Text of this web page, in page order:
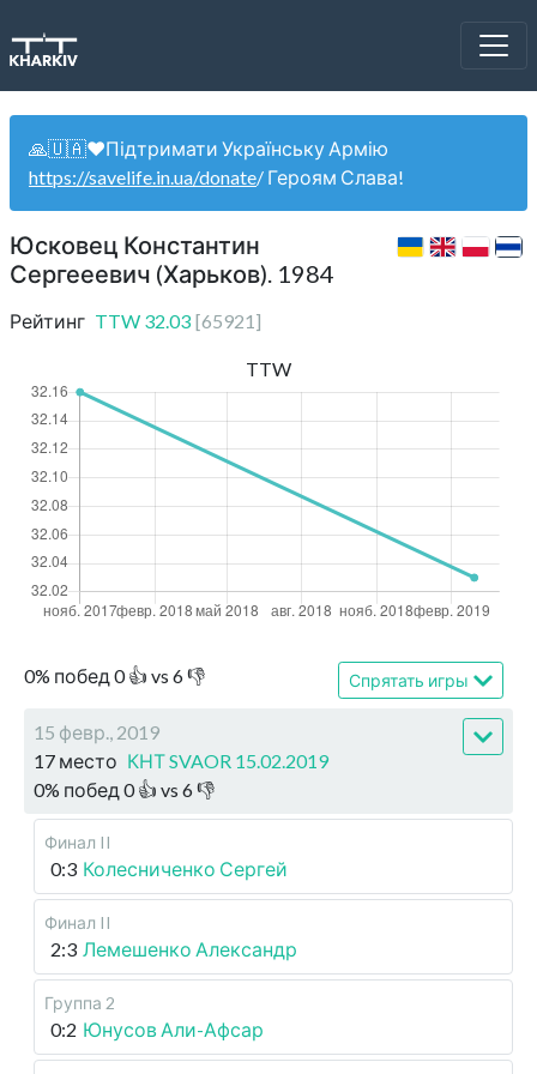
🙏🇺🇦❤️Підтримати Українську Армію
https://savelife.in.ua/donate/ Героям Слава!
Юсковец Константин
Сергееевич (Харьков). 1984
Рейтинг TTW 32.03 [65921 ]
0% побед 0👍 vs 6👎 Спрятать игры
15 февр., 2019
17 место КНТ SVAOR 15.02.2019
0% побед 0👍 vs 6👎
Финал II
0:3 Колесниченко Сергей
Финал II
2:3 Лемешенко Александр
Группа 2
0:2 Юнусов Али-Афсар
TTW